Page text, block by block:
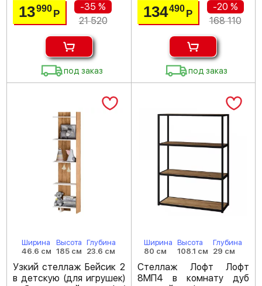
13990Р
-35 %
21 520
под заказ
134490 Р
-20 %
168 110
под заказ
Ширина
46.6 см
Высота
185 см
Глубина
23.6 см
Узкий стеллаж Бейсик 2
в детскую (для игрушек)
Ширина
80 см
Высота
108.1 см
Глубина
29 см
Стеллаж Лофт Лофт
8МП4 в комнату дуб